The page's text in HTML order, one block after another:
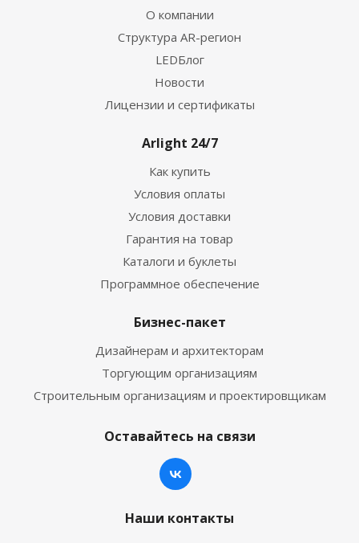
О компании
Структура AR-регион
LEDБлог
Новости
Лицензии и сертификаты
Arlight 24/7
Как купить
Условия оплаты
Условия доставки
Гарантия на товар
Каталоги и буклеты
Программное обеспечение
Бизнес-пакет
Дизайнерам и архитекторам
Торгующим организациям
Строительным организациям и проектировщикам
Оставайтесь на связи
Наши контакты